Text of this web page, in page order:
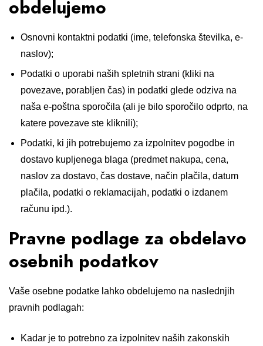
obdelujemo
Osnovni kontaktni podatki (ime, telefonska številka, e-
naslov);
Podatki o uporabi naših spletnih strani (kliki na
povezave, porabljen čas) in podatki glede odziva na
naša e-poštna sporočila (ali je bilo sporočilo odprto, na
katere povezave ste kliknili);
Podatki, ki jih potrebujemo za izpolnitev pogodbe in
dostavo kupljenega blaga (predmet nakupa, cena,
naslov za dostavo, čas dostave, način plačila, datum
plačila, podatki o reklamacijah, podatki o izdanem
računu ipd.).
Pravne podlage za obdelavo
osebnih podatkov
Vaše osebne podatke lahko obdelujemo na naslednjih
pravnih podlagah:
Kadar je to potrebno za izpolnitev naših zakonskih